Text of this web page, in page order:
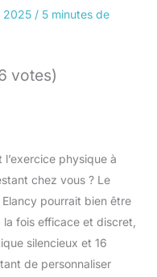
2025 / 5 minutes de
votes)
physique à
chez vous ? Le
pourrait bien être
fois efficace et discret,
silencieux et 16
de personnaliser